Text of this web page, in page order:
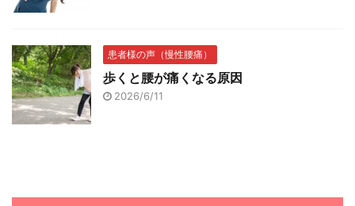
患者様の声（慢性腰痛）
歩くと腰が痛くなる原因
2026/6/11